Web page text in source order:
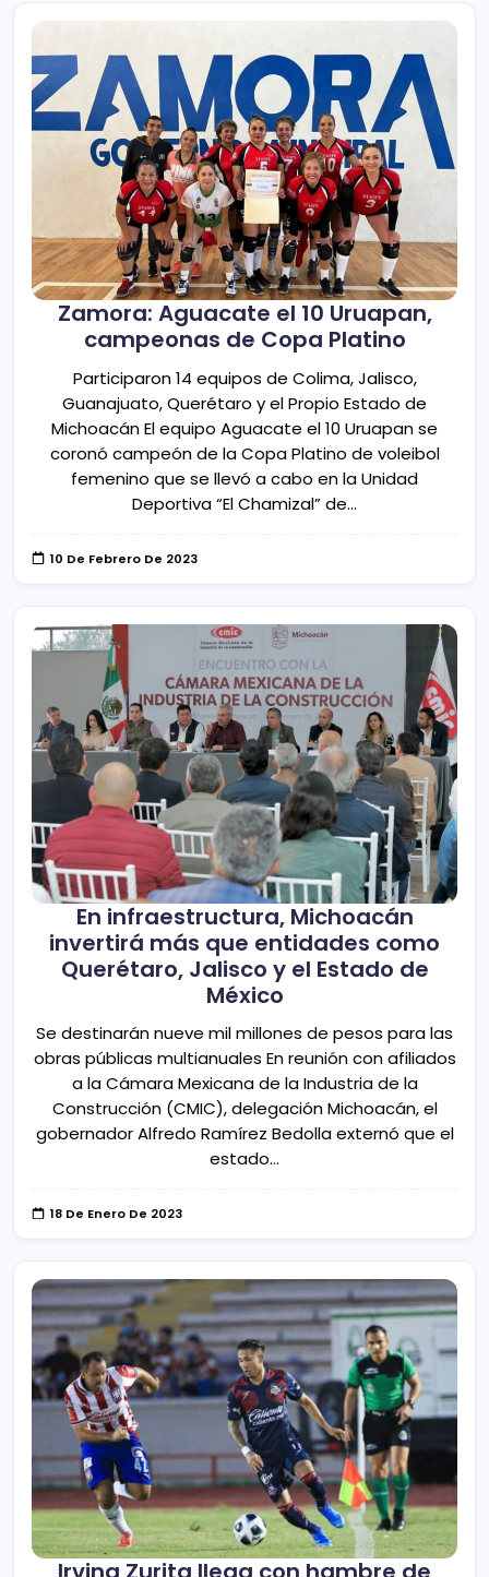
Zamora: Aguacate el 10 Uruapan,
campeonas de Copa Platino
Participaron 14 equipos de Colima, Jalisco,
Guanajuato, Querétaro y el Propio Estado de
Michoacán El equipo Aguacate el 10 Uruapan se
coronó campeón de la Copa Platino de voleibol
femenino que se llevó a cabo en la Unidad
Deportiva “El Chamizal” de…
10 De Febrero De 2023
En infraestructura, Michoacán
invertirá más que entidades como
Querétaro, Jalisco y el Estado de
México
Se destinarán nueve mil millones de pesos para las
obras públicas multianuales En reunión con afiliados
a la Cámara Mexicana de la Industria de la
Construcción (CMIC), delegación Michoacán, el
gobernador Alfredo Ramírez Bedolla externó que el
estado…
18 De Enero De 2023